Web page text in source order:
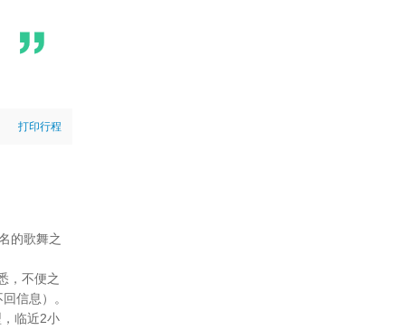
打印行程
的歌舞之
，不便之
信息）。
临近2小